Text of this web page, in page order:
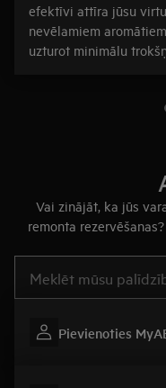
efektīvi attīra jūsu
nevēlamiem
uzturot minimālu
Vai zinājāt, ka jūs
remonta
Pievienoties